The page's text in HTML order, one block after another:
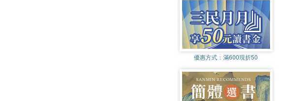
優惠方式：滿600現折50